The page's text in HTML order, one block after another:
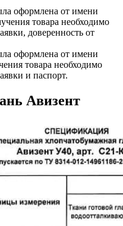
оформлена от имени
товара необходимо
доверенность от
оформлена от имени
товара необходимо
и паспорт.
Авизент